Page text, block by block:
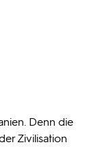
Denn die
Zivilisation